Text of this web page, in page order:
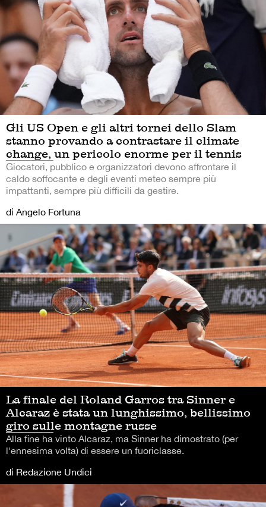
Gli US Open e gli altri tornei dello Slam
stanno provando a contrastare il climate
change, un pericolo enorme per il tennis
Giocatori, pubblico e organizzatori devono affrontare il
caldo soffocante e degli eventi meteo sempre più
impattanti, sempre più difficili da gestire.
di Angelo Fortuna
La finale del Roland Garros tra Sinner e
Alcaraz è stata un lunghissimo, bellissimo
giro sulle montagne russe
Alla fine ha vinto Alcaraz, ma Sinner ha dimostrato (per
l'ennesima volta) di essere un fuoriclasse.
di Redazione Undici